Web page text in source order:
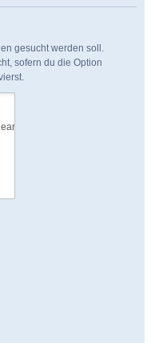
gesucht werden soll.
sofern du die Option